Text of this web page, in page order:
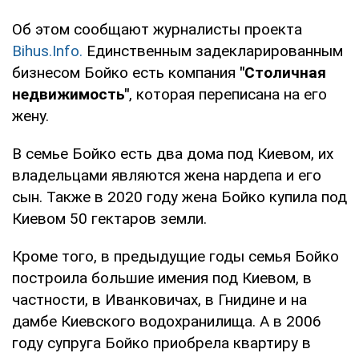
Об этом сообщают журналисты проекта
Bihus.Info. Единственным задекларированным
бизнесом Бойко есть компания "Столичная
недвижимость", которая переписана на его
жену.
В семье Бойко есть два дома под Киевом, их
владельцами являются жена нардепа и его
сын. Также в 2020 году жена Бойко купила под
Киевом 50 гектаров земли.
Кроме того, в предыдущие годы семья Бойко
построила большие имения под Киевом, в
частности, в Иванковичах, в Гнидине и на
дамбе Киевского водохранилища. А в 2006
году супруга Бойко приобрела квартиру в